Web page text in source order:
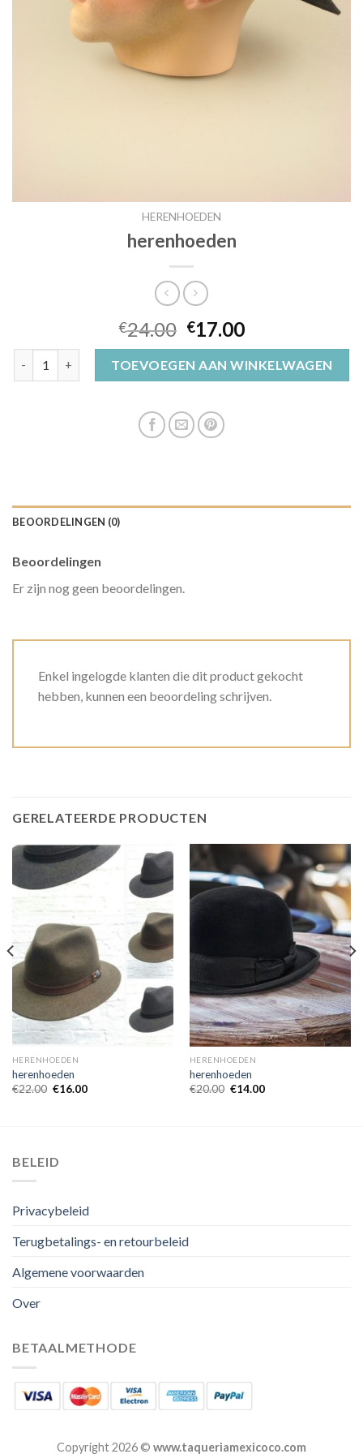
HERENHOEDEN
herenhoeden
€24.00 €17.00
TOEVOEGEN AAN WINKELWAGEN
BEOORDELINGEN (0)
Beoordelingen
Er zijn nog geen beoordelingen.
Enkel ingelogde klanten die dit product gekocht
hebben, kunnen een beoordeling schrijven.
GERELATEERDE PRODUCTEN
HERENHOEDEN
herenhoeden
€22.00 €16.00
HERENHOEDEN
herenhoeden
€20.00 €14.00
BELEID
Privacybeleid
Terugbetalings- en retourbeleid
Algemene voorwaarden
Over
BETAALMETHODE
Copyright 2026 © www.taqueriamexicoco.com